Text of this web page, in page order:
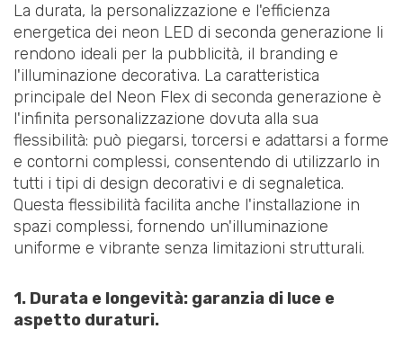
La durata, la personalizzazione e l'efficienza
energetica dei neon LED di seconda generazione li
rendono ideali per la pubblicità, il branding e
l'illuminazione decorativa. La caratteristica
principale del Neon Flex di seconda generazione è
l'infinita personalizzazione dovuta alla sua
flessibilità: può piegarsi, torcersi e adattarsi a forme
e contorni complessi, consentendo di utilizzarlo in
tutti i tipi di design decorativi e di segnaletica.
Questa flessibilità facilita anche l'installazione in
spazi complessi, fornendo un'illuminazione
uniforme e vibrante senza limitazioni strutturali.
1. Durata e longevità: garanzia di luce e
aspetto duraturi.